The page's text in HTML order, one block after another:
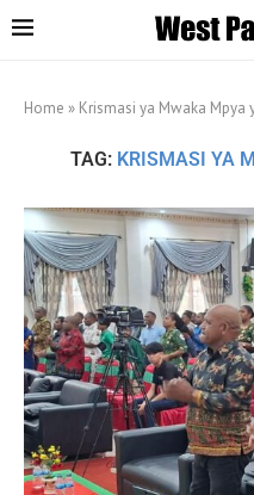
Home » Krismasi ya Mwaka Mpya
TAG: KRISMASI YA